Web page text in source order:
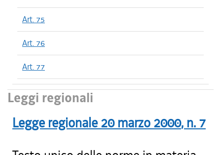
Art. 75
Art. 76
Art. 77
Leggi regionali
Legge regionale 20 marzo 2000, n. 7